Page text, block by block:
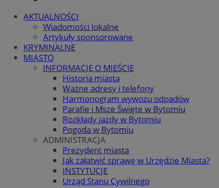
AKTUALNOŚCI
Wiadomości lokalne
Artykuły sponsorowane
KRYMINALNE
MIASTO
INFORMACJE O MIEŚCIE
Historia miasta
Ważne adresy i telefony
Harmonogram wywozu odpadów
Parafie i Msze Święte w Bytomiu
Rozkłady jazdy w Bytomiu
Pogoda w Bytomiu
ADMINISTRACJA
Prezydent miasta
Jak załatwić sprawę w Urzędzie Miasta?
INSTYTUCJE
Urząd Stanu Cywilnego